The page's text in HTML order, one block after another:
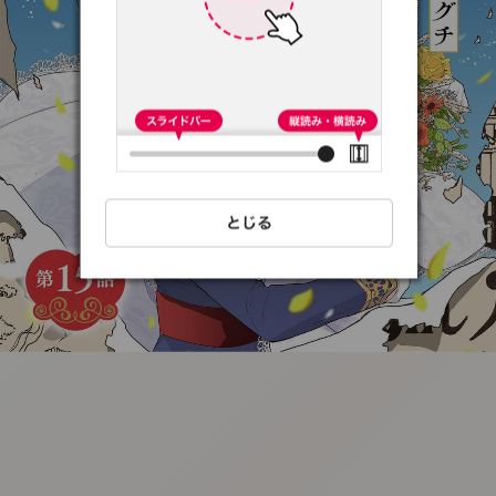
:692.15.692.7:t-
vnqp.lunrzsdszk.vn.oi